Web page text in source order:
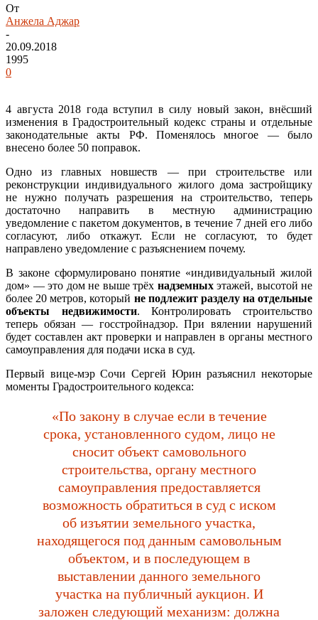
От
Анжела Аджар
-
20.09.2018
1995
0
4 августа 2018 года вступил в силу новый закон, внёсший
изменения в Градостроительный кодекс страны и отдельные
законодательные акты РФ. Поменялось многое — было
внесено более 50 поправок.
Одно из главных новшеств — при строительстве или
реконструкции индивидуального жилого дома застройщику
не нужно получать разрешения на строительство, теперь
достаточно направить в местную администрацию
уведомление с пакетом документов, в течение 7 дней его либо
согласуют, либо откажут. Если не согласуют, то будет
направлено уведомление с разъяснением почему.
В законе сформулировано понятие «индивидуальный жилой
дом» — это дом не выше трёх надземныхэтажей, высотой не
более 20 метров, который не подлежит разделу на отдельные
объекты недвижимости. Контролировать строительство
теперь обязан — госстройнадзор. При вялении нарушений
будет составлен акт проверки и направлен в органы местного
самоуправления для подачи иска в суд.
Первый вице-мэр Сочи Сергей Юрин разъяснил некоторые
моменты Градостроительного кодекса:
«По закону в случае если в течение
срока, установленного судом, лицо не
сносит объект самовольного
строительства, органу местного
самоуправления предоставляется
возможность обратиться в суд с иском
об изъятии земельного участка,
находящегося под данным самовольным
объектом, и в последующем в
выставлении данного земельного
участка на публичный аукцион. И
заложен следующий механизм: должна